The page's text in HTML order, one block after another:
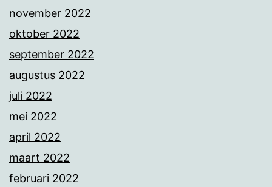
november 2022
oktober 2022
september 2022
augustus 2022
juli 2022
mei 2022
april 2022
maart 2022
februari 2022